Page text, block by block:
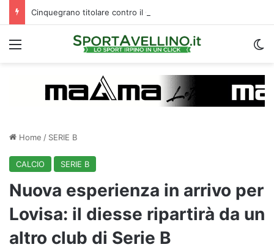
Menu
Home / SERIE B
CALCIO SERIE B
Nuova esperienza in arrivo per
Lovisa: il diesse ripartirà da un
altro club di Serie B